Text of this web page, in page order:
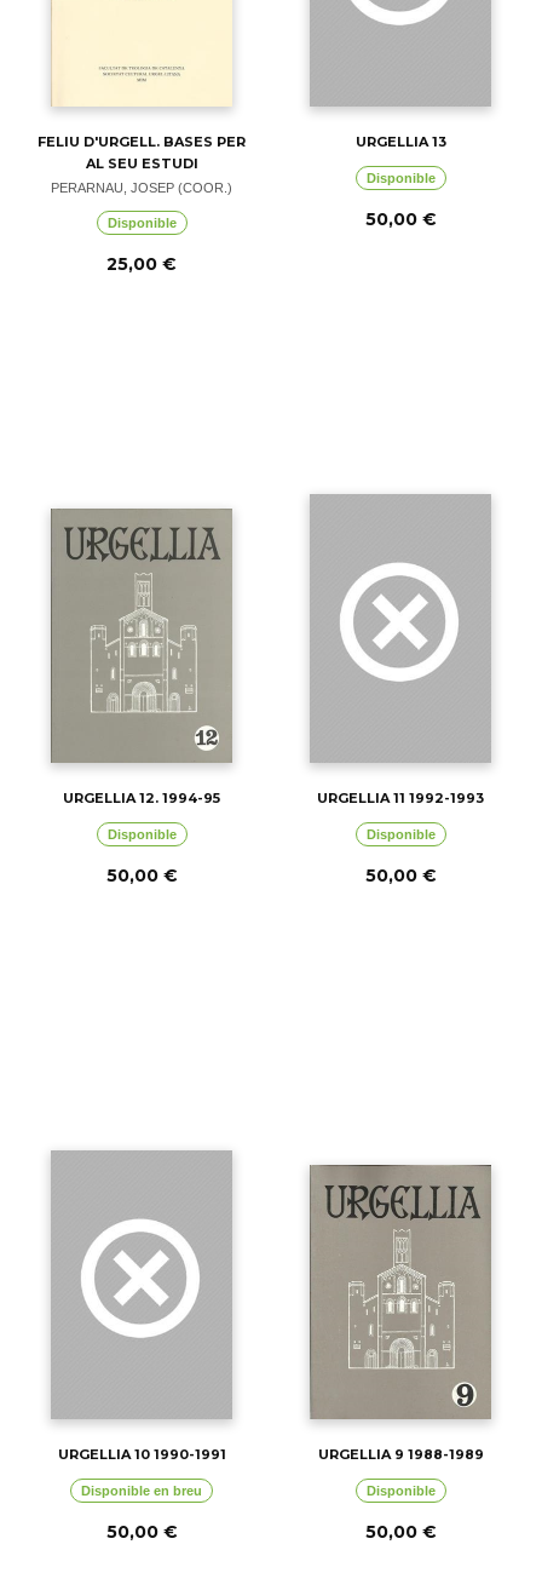
FELIU D'URGELL. BASES PER
AL SEU ESTUDI
PERARNAU, JOSEP (COOR.)
Disponible
25,00 €
URGELLIA 13
Disponible
50,00 €
URGELLIA 12. 1994-95
Disponible
50,00 €
URGELLIA 11 1992-1993
Disponible
50,00 €
URGELLIA 10 1990-1991
Disponible en breu
50,00 €
URGELLIA 9 1988-1989
Disponible
50,00 €